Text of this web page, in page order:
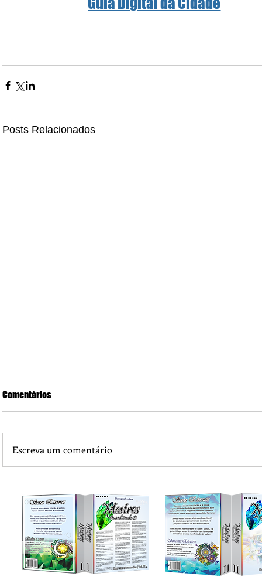
Posts Relacionados
Piá Lava Jato, de Juara, torna público que requereu
Instalação e Operação
Comentários
Escreva um comentário